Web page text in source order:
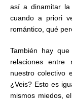
así a dinamitar la
cuando a priori
romántico, qué
También hay
relaciones entre
nuestro colectivo
¿Veis? Esto es
mismos miedos,